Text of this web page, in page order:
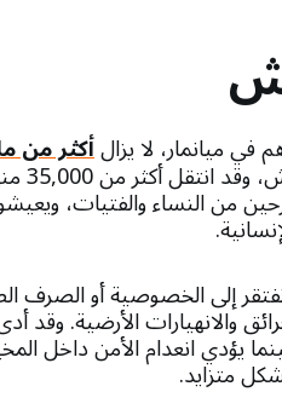
ميانمار، لا يزالأكثر من
يقيمون
من النساء والفتيات،
إلى الخصوصية أو
والانهيارات الأرضية. وقد
يؤدي انعدام الأمن داخل
متزايد.